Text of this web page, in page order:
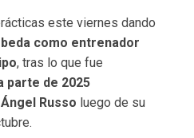
este viernes dando
como entrenador
, tras lo que fue
parte de 2025
Russo luego de su